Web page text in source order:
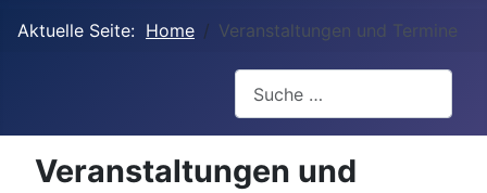
Aktuelle Seite: Home Veranstaltungen und Termine
Veranstaltungen und